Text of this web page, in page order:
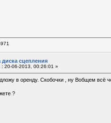
диска сцепления
: 20-06-2013, 00:26:01 »
в оренду. Скобочки , ну Вобщем всё
?